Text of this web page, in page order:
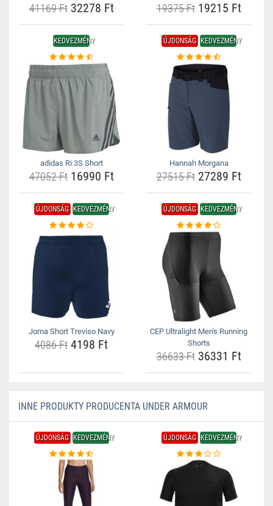
41169 Ft32278 Ft 19375 Ft19215 Ft
KEDVEZMÉNY
adidas Ri 3S Short
47052 Ft16990 Ft
ÚJDONSÁG KEDVEZMÉNY
Hannah Morgana
27515 Ft27289 Ft
ÚJDONSÁG KEDVEZMÉNY
Joma Short Treviso Navy
4086 Ft 4198 Ft
ÚJDONSÁG KEDVEZMÉNY
CEP Ultralight Men's Running
Shorts
36633 Ft36331 Ft
INNE PRODUKTY PRODUCENTA UNDER ARMOUR
ÚJDONSÁG KEDVEZMÉNY ÚJDONSÁG KEDVEZMÉNY